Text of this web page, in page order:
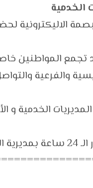
الخدمية
الاليكترونية
تجمع المواطنين
والفرعية
الخدمية و